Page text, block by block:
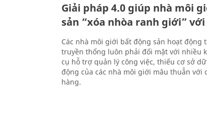
Giải pháp 4.0 giúp nhà môi
sản “xóa nhòa ranh giới”
Các nhà môi giới bất động sản hoạt động
truyền thống luôn phải đối mặt với nhiều
cụ hỗ trợ quản lý công việc, thiếu cơ sở
động của các nhà môi giới mâu thuẫn với
hàng.